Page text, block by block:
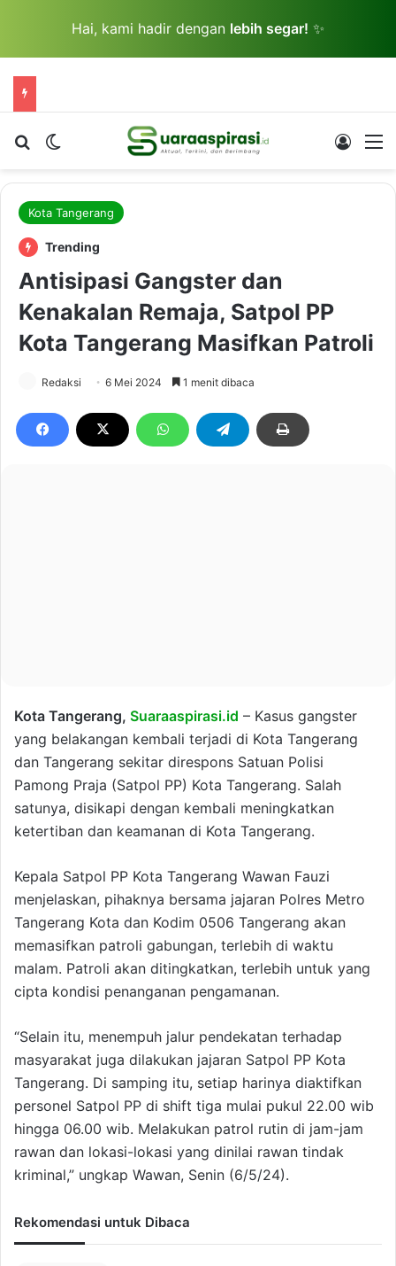
Hai, kami hadir dengan lebih segar! ✨
Cari berita...Switch skin Log In
Kota Tangerang
Trending
Antisipasi Gangster dan
Kenakalan Remaja, Satpol PP
Kota Tangerang Masifkan Patroli
Redaksi 6 Mei 2024 1 menit dibaca
Kota Tangerang, Suaraaspirasi.id – Kasus gangster
yang belakangan kembali terjadi di Kota Tangerang
dan Tangerang sekitar direspons Satuan Polisi
Pamong Praja (Satpol PP) Kota Tangerang. Salah
satunya, disikapi dengan kembali meningkatkan
ketertiban dan keamanan di Kota Tangerang.
Kepala Satpol PP Kota Tangerang Wawan Fauzi
menjelaskan, pihaknya bersama jajaran Polres Metro
Tangerang Kota dan Kodim 0506 Tangerang akan
memasifkan patroli gabungan, terlebih di waktu
malam. Patroli akan ditingkatkan, terlebih untuk yang
cipta kondisi penanganan pengamanan.
“Selain itu, menempuh jalur pendekatan terhadap
masyarakat juga dilakukan jajaran Satpol PP Kota
Tangerang. Di samping itu, setiap harinya diaktifkan
personel Satpol PP di shift tiga mulai pukul 22.00 wib
hingga 06.00 wib. Melakukan patrol rutin di jam-jam
rawan dan lokasi-lokasi yang dinilai rawan tindak
kriminal,” ungkap Wawan, Senin (6/5/24).
Rekomendasi untuk Dibaca